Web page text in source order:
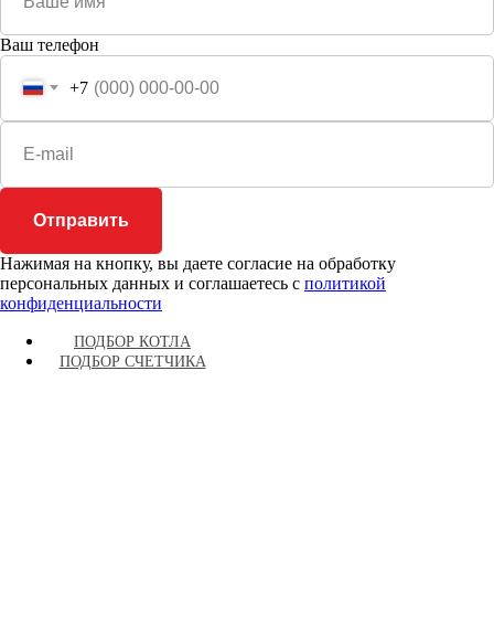
Ваш телефон
+7
Отправить
Нажимая на кнопку, вы даете согласие на обработку
персональных данных и соглашаетесь c политикой
конфиденциальности
ПОДБОР КОТЛА
ПОДБОР СЧЕТЧИКА